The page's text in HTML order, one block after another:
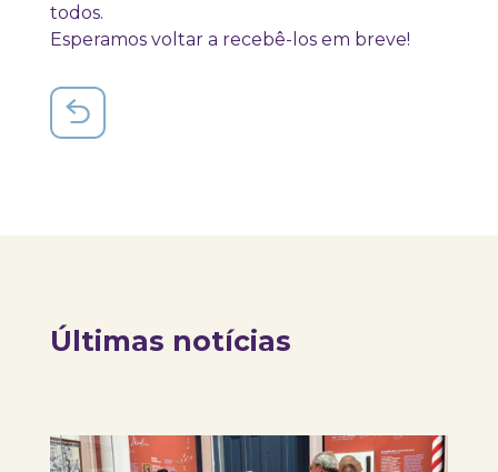
todos.
Esperamos voltar a recebê-los em breve!
Últimas notícias